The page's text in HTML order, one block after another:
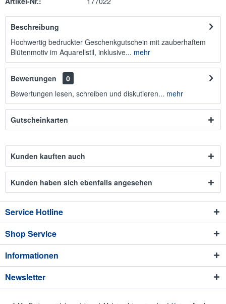
Beschreibung
Hochwertig bedruckter Geschenkgutschein mit zauberhaftem
Blütenmotiv im Aquarellstil, inklusive... mehr
Bewertungen
0
Bewertungen lesen, schreiben und diskutieren... mehr
Gutscheinkarten
Kunden kauften auch
Kunden haben sich ebenfalls angesehen
Service Hotline
Shop Service
Informationen
Newsletter